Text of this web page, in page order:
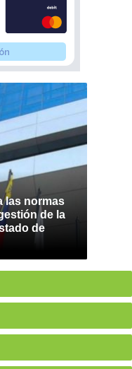
las normas
de la
de